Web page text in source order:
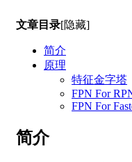
文章目录[隐藏]
简介
原理
特征金字塔
FPN For
FPN For
简介